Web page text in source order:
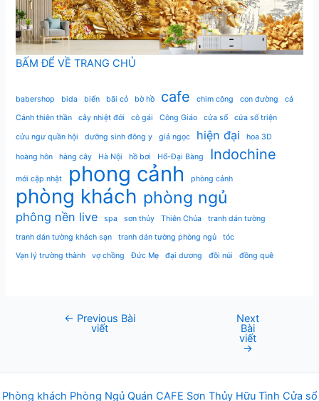
BẤM ĐỂ VỀ TRANG CHỦ
babershop bida biển bãi cỏ bờ hồ cafe chim công con đường
cá
Cánh thiên thần
cây nhiệt đới cô gái Công Giáo cửa sổ cửa sổ triện
cửu ngư quần hội dưỡng sinh đông y giả ngọc hiện đại hoa 3D
hoàng hôn hàng cây Hà Nội hồ bơi Hổ-Đại Bàng Indochine
mới cập nhật phong cảnh phòng cảnh
phòng khách phòng ngủ
phông nền live spa sơn thủy Thiên Chúa
tranh dán tường
tranh dán tường khách sạn
tranh dán tường phòng ngủ
tóc
Vạn lý trường thành
vợ chồng Đức Mẹ đại dương đồi núi đồng quê
← Previous Bài
viết
Next
Bài
viết
→
Phòng khách Phòng Ngủ Quán CAFE Sơn Thủy Hữu Tình Cửa sổ